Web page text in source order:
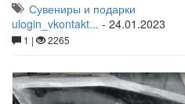
Сувениры и подарки
ulogin_vkontakt... - 24.01.2023
1 | 2265